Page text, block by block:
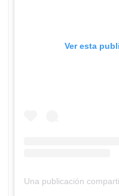
Ver esta
Una publicación